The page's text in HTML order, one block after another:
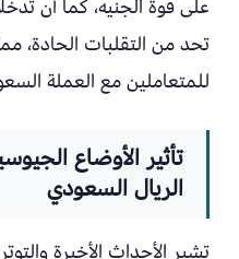
على قوة الجنيه، كما أن
تحد من التقلبات الحادة،
للمتعاملين مع العملة
تأثير الأوضاع
الريال السعودي
تشير الأحداث الأخيرة